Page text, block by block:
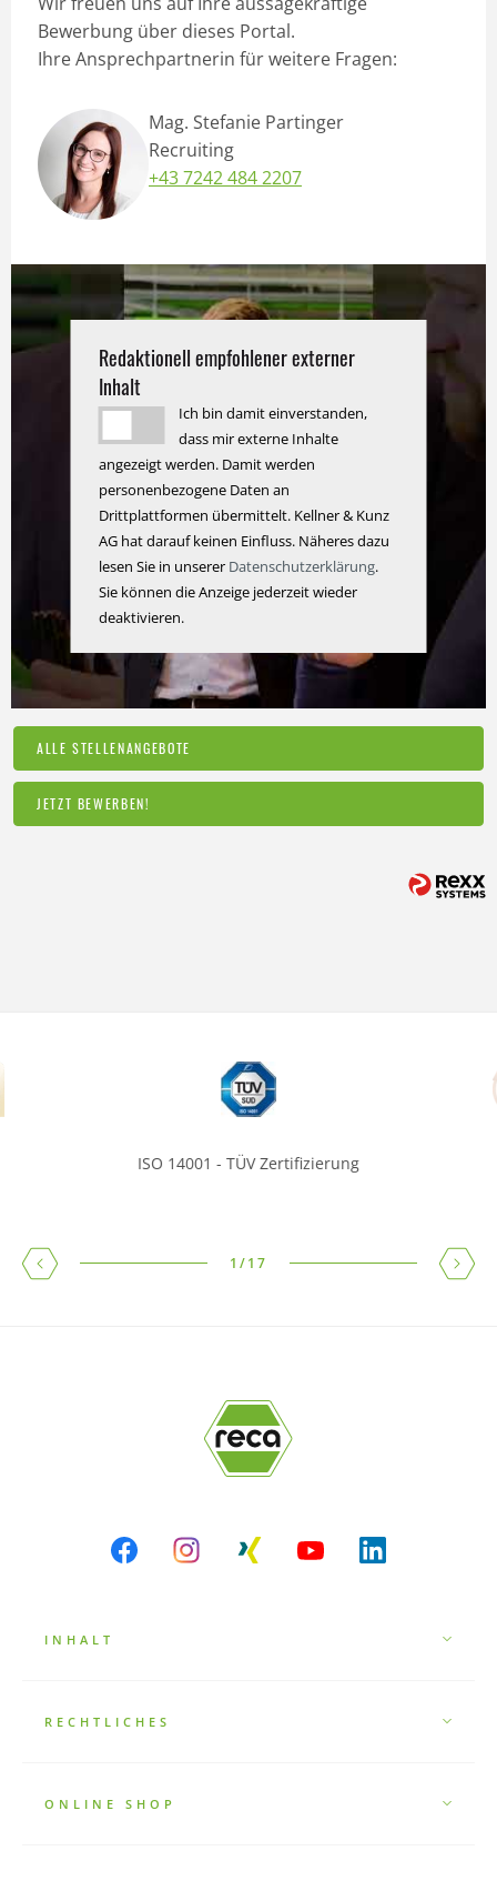
Bewerbung über dieses Portal.
Ihre Ansprechpartnerin für weitere Fragen:
Mag. Stefanie Partinger
Recruiting
+43 7242 484 2207
Redaktionell empfohlener externer
Inhalt
Ich bin damit einverstanden,
dass mir externe Inhalte
angezeigt werden. Damit werden
personenbezogene Daten an
Drittplattformen übermittelt. Kellner & Kunz
AG hat darauf keinen Einfluss. Näheres dazu
lesen Sie in unserer Datenschutzerklärung.
Sie können die Anzeige jederzeit wieder
deaktivieren.
ALLE STELLENANGEBOTE
JETZT BEWERBEN!
ISO 14001 - TÜV Zertifizierung
1 /17
INHALT
RECHTLICHES
ONLINE SHOP